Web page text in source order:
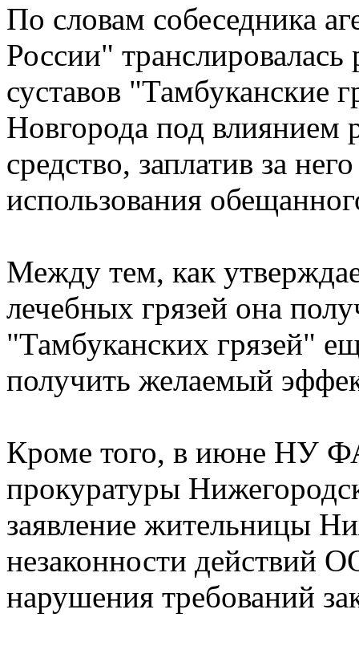
По словам собеседника
России" транслировалась
суставов "Тамбуканские
Новгорода под влиянием
средство, заплатив за
использования
Между тем, как
лечебных грязей она
"Тамбуканских грязей"
получить желаемый
Кроме того, в июне НУ
прокуратуры
заявление жительницы
незаконности действий
нарушения требований